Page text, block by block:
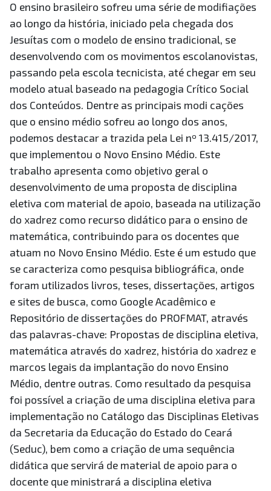
O ensino brasileiro sofreu uma série de modifiações
ao longo da história, iniciado pela chegada dos
Jesuítas com o modelo de ensino tradicional, se
desenvolvendo com os movimentos escolanovistas,
passando pela escola tecnicista, até chegar em seu
modelo atual baseado na pedagogia Crítico Social
dos Conteúdos. Dentre as principais modi cações
que o ensino médio sofreu ao longo dos anos,
podemos destacar a trazida pela Lei nº 13.415/2017,
que implementou o Novo Ensino Médio. Este
trabalho apresenta como objetivo geral o
desenvolvimento de uma proposta de disciplina
eletiva com material de apoio, baseada na utilização
do xadrez como recurso didático para o ensino de
matemática, contribuindo para os docentes que
atuam no Novo Ensino Médio. Este é um estudo que
se caracteriza como pesquisa bibliográfica, onde
foram utilizados livros, teses, dissertações, artigos
e sites de busca, como Google Acadêmico e
Repositório de dissertações do PROFMAT, através
das palavras-chave: Propostas de disciplina eletiva,
matemática através do xadrez, história do xadrez e
marcos legais da implantação do novo Ensino
Médio, dentre outras. Como resultado da pesquisa
foi possível a criação de uma disciplina eletiva para
implementação no Catálogo das Disciplinas Eletivas
da Secretaria da Educação do Estado do Ceará
(Seduc), bem como a criação de uma sequência
didática que servirá de material de apoio para o
docente que ministrará a disciplina eletiva